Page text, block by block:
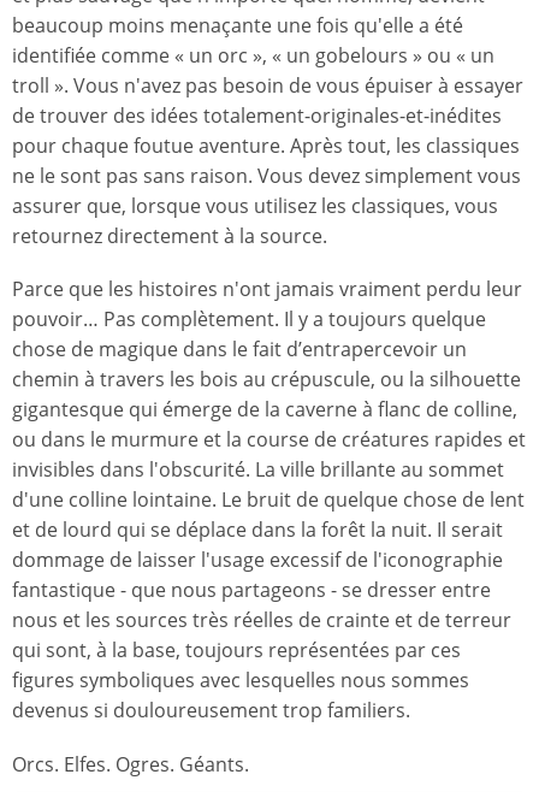
beaucoup moins menaçante une fois qu'elle a été
identifiée comme « un orc », « un gobelours » ou « un
troll ». Vous n'avez pas besoin de vous épuiser à essayer
de trouver des idées totalement-originales-et-inédites
pour chaque foutue aventure. Après tout, les classiques
ne le sont pas sans raison. Vous devez simplement vous
assurer que, lorsque vous utilisez les classiques, vous
retournez directement à la source.
Parce que les histoires n'ont jamais vraiment perdu leur
pouvoir… Pas complètement. Il y a toujours quelque
chose de magique dans le fait d’entrapercevoir un
chemin à travers les bois au crépuscule, ou la silhouette
gigantesque qui émerge de la caverne à flanc de colline,
ou dans le murmure et la course de créatures rapides et
invisibles dans l'obscurité. La ville brillante au sommet
d'une colline lointaine. Le bruit de quelque chose de lent
et de lourd qui se déplace dans la forêt la nuit. Il serait
dommage de laisser l'usage excessif de l'iconographie
fantastique - que nous partageons - se dresser entre
nous et les sources très réelles de crainte et de terreur
qui sont, à la base, toujours représentées par ces
figures symboliques avec lesquelles nous sommes
devenus si douloureusement trop familiers.
Orcs. Elfes. Ogres. Géants.